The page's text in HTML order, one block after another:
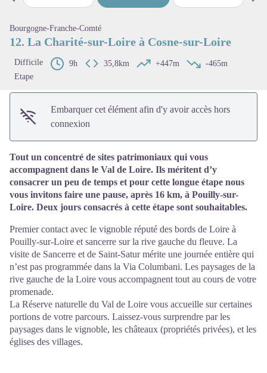
Voir l'image en plein écran
Étape précédente
Bourgogne-Franche-Comté
12. La Charité-sur-Loire à Cosne-sur-Loire
Difficile 9h 35,8km +447m
-465m
Etape
Embarquer cet élément afin d'y avoir accès hors
connexion
Tout un concentré de sites patrimoniaux qui vous
accompagnent dans le Val de Loire. Ils méritent d’y
consacrer un peu de temps et pour cette longue étape nous
vous invitons faire une pause, après 16 km, à Pouilly-sur-
Loire. Deux jours consacrés à cette étape sont souhaitables.
Premier contact avec le vignoble réputé des bords de Loire à
Pouilly-sur-Loire et sancerre sur la rive gauche du fleuve. La
visite de Sancerre et de Saint-Satur mérite une journée entière qui
n’est pas programmée dans la Via Columbani. Les paysages de la
rive gauche de la Loire vous accompagnent tout au cours de votre
promenade.
La Réserve naturelle du Val de Loire vous accueille sur certaines
portions de votre parcours. Laissez-vous surprendre par les
paysages dans le vignoble, les châteaux (propriétés privées), et les
églises des villages.